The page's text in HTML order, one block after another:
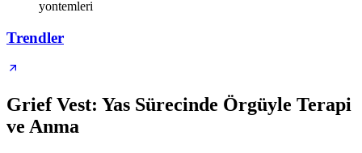
yontemleri
Trendler
Grief Vest: Yas Sürecinde Örgüyle Terapi
ve Anma